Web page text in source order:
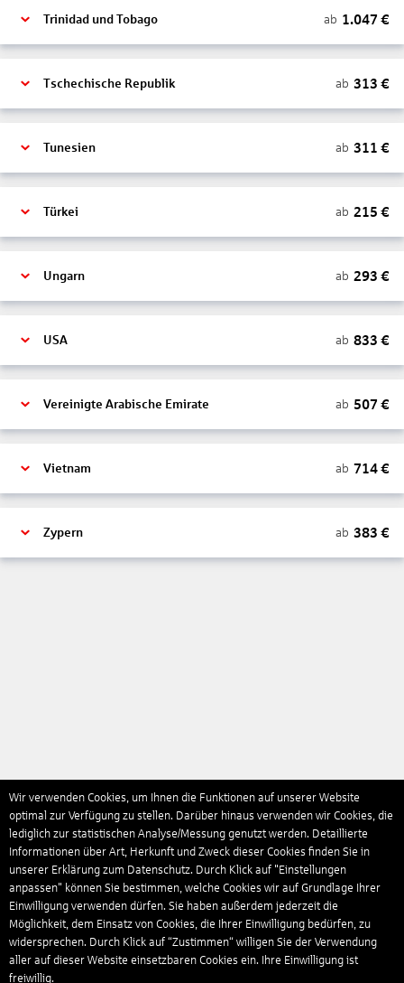
Trinidad und Tobago ab 1.047 €
Tschechische Republik ab 313 €
Tunesien ab 311 €
Türkei ab 215 €
Ungarn ab 293 €
USA ab 833 €
Vereinigte Arabische Emirate ab 507 €
Vietnam ab 714€
Zypern ab 383 €
Wir verwenden Cookies, um Ihnen die Funktionen auf unserer Website
optimal zur Verfügung zu stellen. Darüber hinaus verwenden wir Cookies, die
lediglich zur statistischen Analyse/Messung genutzt werden. Detaillierte
Informationen über Art, Herkunft und Zweck dieser Cookies finden Sie in
unserer Erklärung zum Datenschutz. Durch Klick auf "Einstellungen
anpassen" können Sie bestimmen, welche Cookies wir auf Grundlage Ihrer
Einwilligung verwenden dürfen. Sie haben außerdem jederzeit die
Möglichkeit, dem Einsatz von Cookies, die Ihrer Einwilligung bedürfen, zu
widersprechen. Durch Klick auf “Zustimmen“ willigen Sie der Verwendung
aller auf dieser Website einsetzbaren Cookies ein. Ihre Einwilligung ist
freiwillig.